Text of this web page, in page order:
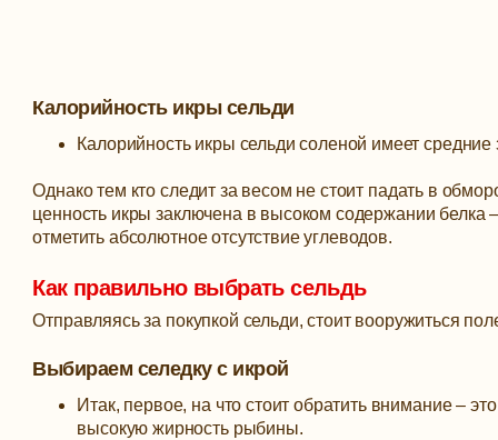
Калорийность икры сельди
Калорийность икры сельди соленой имеет
Однако тем кто следит за весом не стоит падать в
ценность икры заключена в высоком содержании белка
отметить абсолютное отсутствие углеводов.
Как правильно выбрать сельдь
Отправляясь за покупкой сельди, стоит вооружиться
Выбираем селедку с икрой
Итак, первое, на что стоит обратить внимание –
высокую жирность рыбины.